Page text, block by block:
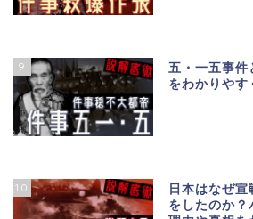
9
五・一五事件
をわかりやす
10
日本はなぜ
をしたのか？